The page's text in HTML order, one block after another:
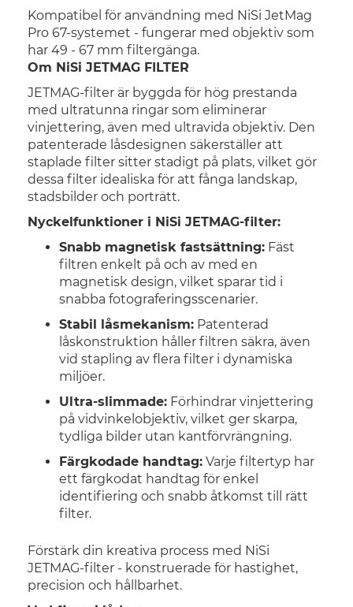
Kompatibel för användning med NiSi JetMag
Pro 67-systemet - fungerar med objektiv som
har 49 - 67 mm filtergänga.
Om NiSi JETMAG FILTER
JETMAG-filter är byggda för hög prestanda
med ultratunna ringar som eliminerar
vinjettering, även med ultravida objektiv. Den
patenterade låsdesignen säkerställer att
staplade filter sitter stadigt på plats, vilket gör
dessa filter idealiska för att fånga landskap,
stadsbilder och porträtt.
Nyckelfunktioner i NiSi JETMAG-filter:
Snabb magnetisk fastsättning: Fäst
filtren enkelt på och av med en
magnetisk design, vilket sparar tid i
snabba fotograferingsscenarier.
Stabil låsmekanism: Patenterad
låskonstruktion håller filtren säkra, även
vid stapling av flera filter i dynamiska
miljöer.
Ultra-slimmade: Förhindrar vinjettering
på vidvinkelobjektiv, vilket ger skarpa,
tydliga bilder utan kantförvrängning.
Färgkodade handtag: Varje filtertyp har
ett färgkodat handtag för enkel
identifiering och snabb åtkomst till rätt
filter.
Förstärk din kreativa process med NiSi
JETMAG-filter - konstruerade för hastighet,
precision och hållbarhet.